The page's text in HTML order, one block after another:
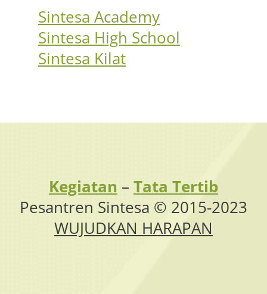
Sintesa Academy
Sintesa High School
Sintesa Kilat
Kegiatan – Tata Tertib
Pesantren Sintesa © 2015-2023
WUJUDKAN HARAPAN